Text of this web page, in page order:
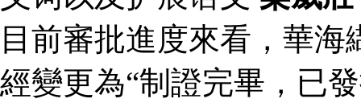
目前審批進度來看，華
經變更為“制證完畢，已